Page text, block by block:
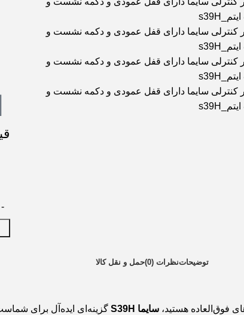
توضیحاتنظرات (0) حمل و نقل کالا
فوق‌العاده هستید، سایما S39H گزینه‌ای ایده‌آل برای